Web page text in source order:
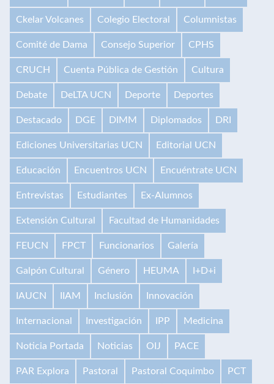
Ckelar Volcanes Colegio Electoral Columnistas
Comité de Dama Consejo Superior CPHS
CRUCH Cuenta Pública de Gestión Cultura
Debate DeLTA UCN Deporte Deportes
Destacado DGE DIMM Diplomados DRI
Ediciones Universitarias UCN Editorial UCN
Educación Encuentros UCN Encuéntrate UCN
Entrevistas Estudiantes Ex-Alumnos
Extensión Cultural Facultad de Humanidades
FEUCN FPCT Funcionarios Galería
Galpón Cultural Género HEUMA I+D+i
IAUCN IIAM Inclusión Innovación
Internacional Investigación IPP Medicina
Noticia Portada Noticias OIJ PACE
PAR Explora Pastoral Pastoral Coquimbo PCT